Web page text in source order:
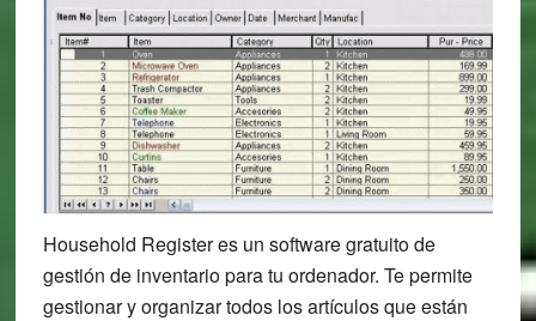
Household Register es un software gratuito de
gestión de inventario para tu ordenador. Te permite
gestionar y organizar todos los artículos que están